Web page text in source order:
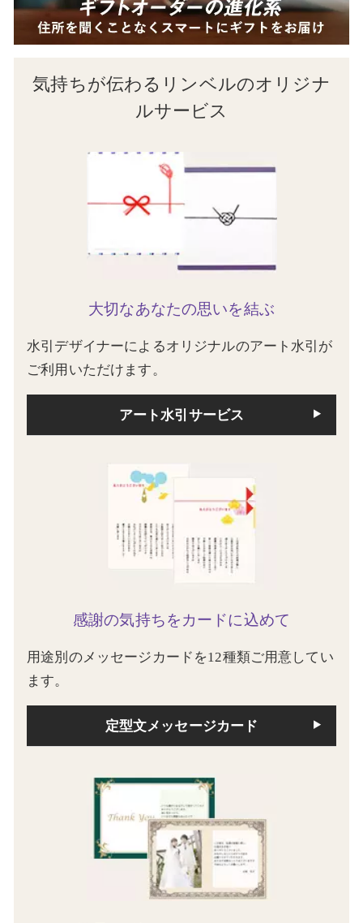
気持ちが伝わるリンベルのオリジナ
ルサービス
大切なあなたの思いを結ぶ
水引デザイナーによるオリジナルのアート水引が
ご利用いただけます。
アート水引サービス
感謝の気持ちをカードに込めて
用途別のメッセージカードを12種類ご用意してい
ます。
定型文メッセージカード